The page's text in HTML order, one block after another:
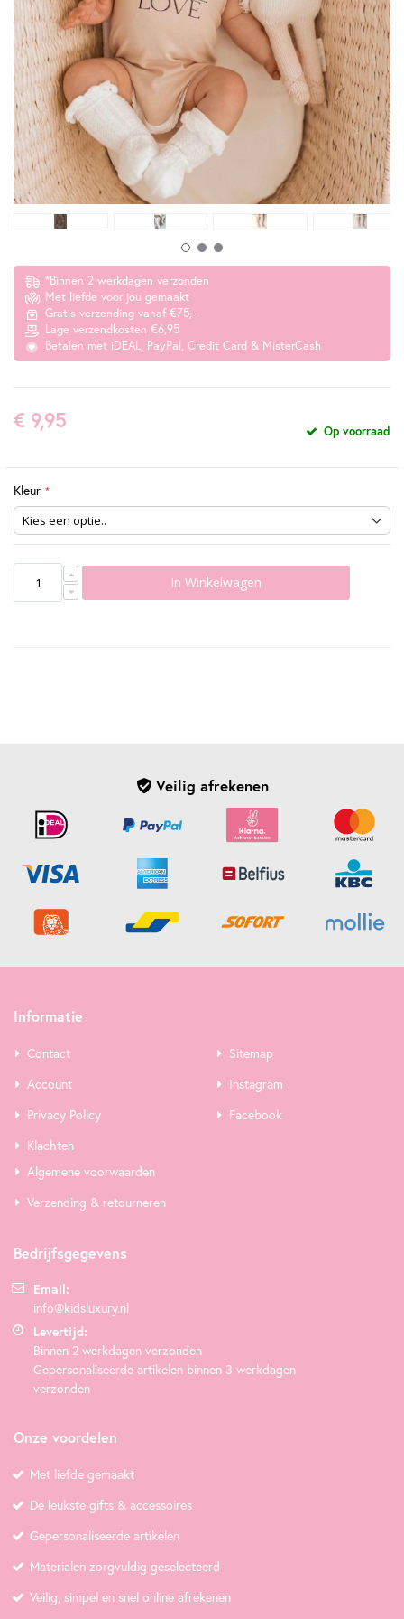
*Binnen 2 werkdagen verzonden
Met liefde voor jou gemaakt
Gratis verzending vanaf €75,-
Lage verzendkosten €6,95
Betalen met iDEAL, PayPal, Credit Card & MisterCash
€ 9,95 Op voorraad
Kleur
In Winkelwagen
Veilig afrekenen
Informatie
Contact
Account
Privacy Policy
Klachten
Sitemap
Instagram
Facebook
Algemene voorwaarden
Verzending & retourneren
Bedrijfsgegevens
Email:
info@kidsluxury.nl
Levertijd:
Binnen 2 werkdagen verzonden
Gepersonaliseerde artikelen binnen 3 werkdagen
verzonden
Onze voordelen
Met liefde gemaakt
De leukste gifts & accessoires
Gepersonaliseerde artikelen
Materialen zorgvuldig geselecteerd
Veilig, simpel en snel online afrekenen